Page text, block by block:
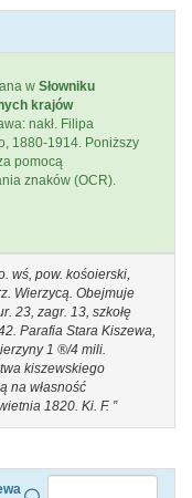
w Słowniku
krajów
nakł. Filipa
1880-1914. Poniższy
pomocą
znaków (OCR).
wś, pow. kośoierski,
Wierzycą. Obejmuje
23, zagr. 13, szkołę
Parafia Stara Kiszewa,
1 ®/4 mili.
kiszewskiego
na własność
1820. Ki. F.